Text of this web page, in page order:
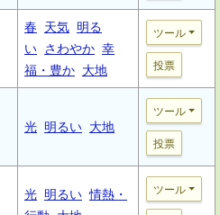
春 天気 明る
い さわやか 幸
福・豊か 大地
ツール
投票
光 明るい 大地
ツール
投票
光 明るい 情熱・
ツール